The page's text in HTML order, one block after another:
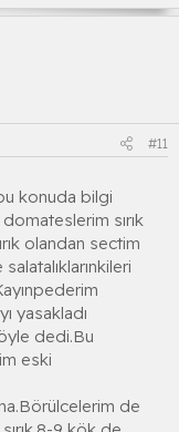
#11
konuda bilgi
sırık
olandan sectim
yasakladı
dedi.Bu
eski
de